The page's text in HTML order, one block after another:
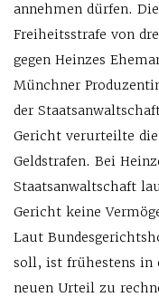
annehmen dürfen.
Freiheitsstrafe von
gegen Heinzes
Münchner
der
Gericht verurteilte
Geldstrafen. Bei
Staatsanwaltschaft
Gericht keine
Laut
soll, ist frühestens in
neuen Urteil zu